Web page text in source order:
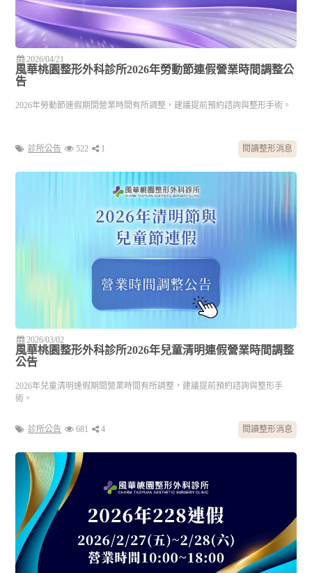
2026/04/21
風華桃園整形外科診所2026年勞動節連假營業時間調整公
告
2026年勞動節連假期間營業時間有所調整，建議提前預約諮詢與整形手術。
診所公告 522 1 閱讀整形消息
2026/03/02
風華桃園整形外科診所2026年兒童清明連假營業時間調整
公告
2026年兒童清明連假期間營業時間有所調整，建議提前預約諮詢與整形手
術。
診所公告 681 4 閱讀整形消息